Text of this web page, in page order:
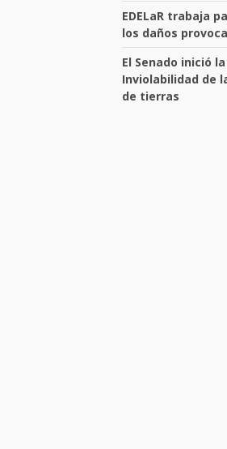
EDELaR trabaja
los daños
El Senado inició
Inviolabilidad de
de tierras